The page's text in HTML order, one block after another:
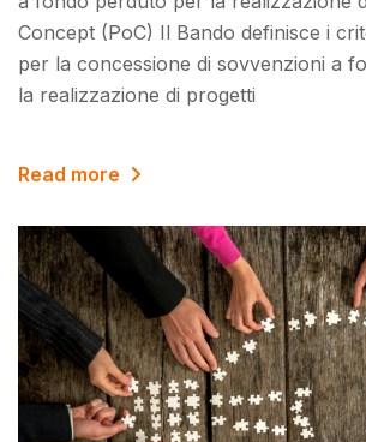
Concept (PoC) Il Bando definisce i
per la concessione di sovvenzioni a
la realizzazione di progetti
Read more